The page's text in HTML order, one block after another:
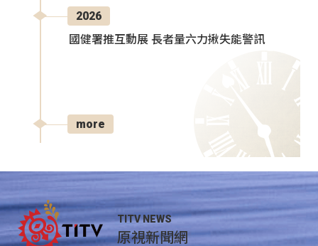
2026
國健署推互動展 長者量六力揪失能警訊
more
TITV NEWS
原視新聞網